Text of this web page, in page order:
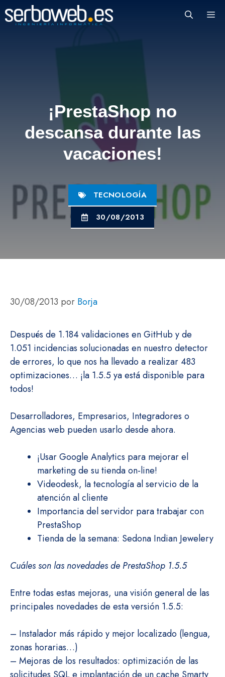
Saltar
al
¡PrestaShop no
descansa durante las
vacaciones!
TECNOLOGÍA
30/08/2013
30/08/2013 por Borja
Después de 1.184 validaciones en GitHub y de
1.051 incidencias solucionadas en nuestro detector
de errores, lo que nos ha llevado a realizar 483
optimizaciones… ¡la 1.5.5 ya está disponible para
todos!
Desarrolladores, Empresarios, Integradores o
Agencias web pueden usarlo desde ahora.
¡Usar Google Analytics para mejorar el
marketing de su tienda on-line!
Videodesk, la tecnología al servicio de la
atención al cliente
Importancia del servidor para trabajar con
PrestaShop
Tienda de la semana: Sedona Indian Jewelery
Cuáles son las novedades de PrestaShop 1.5.5
Entre todas estas mejoras, una visión general de las
principales novedades de esta versión 1.5.5:
– Instalador más rápido y mejor localizado (lengua,
zonas horarias…)
– Mejoras de los resultados: optimización de las